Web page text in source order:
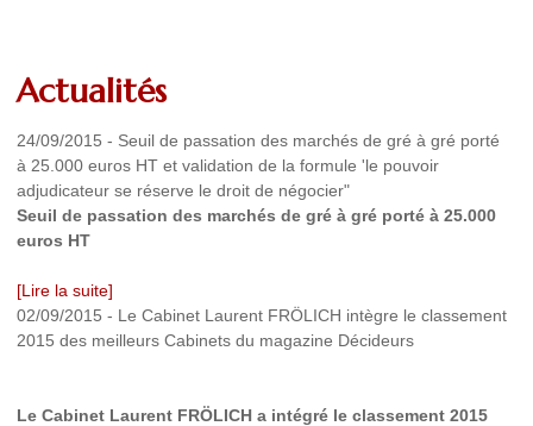
Actualités
24/09/2015 - Seuil de passation des marchés de gré à gré porté
à 25.000 euros HT et validation de la formule 'le pouvoir
adjudicateur se réserve le droit de négocier"
Seuil de passation des marchés de gré à gré porté à 25.000
euros HT
[Lire la suite]
02/09/2015 - Le Cabinet Laurent FRÖLICH intègre le classement
2015 des meilleurs Cabinets du magazine Décideurs
Le Cabinet Laurent FRÖLICH a intégré le classement 2015